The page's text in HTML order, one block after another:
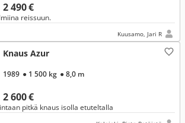
2 490 €
reissuun.
Kuusamo, Jari R
Knaus Azur
2 600 €
1989 ● 1 500 kg ● 8,0 m
pitkä knaus isolla etuteltalla